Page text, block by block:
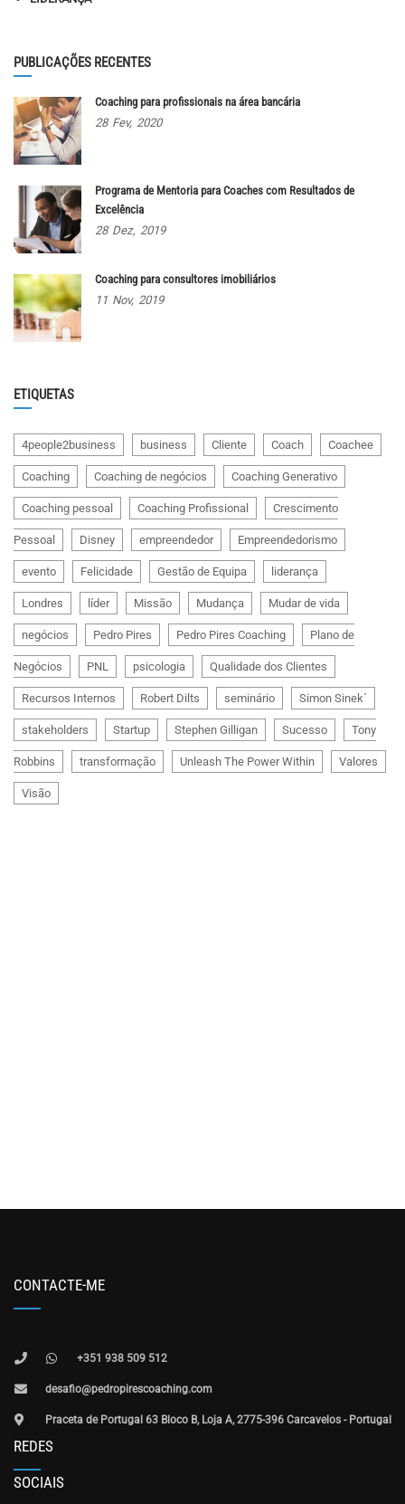
PUBLICAÇÕES RECENTES
Coaching para profissionais na área bancária
28 Fev, 2020
Programa de Mentoria para Coaches com Resultados de
Excelência
28 Dez, 2019
Coaching para consultores imobiliários
11 Nov, 2019
ETIQUETAS
4people2business business Cliente Coach Coachee
Coaching Coaching de negócios Coaching Generativo
Coaching pessoal Coaching Profissional Crescimento
Pessoal Disney empreendedor Empreendedorismo
evento Felicidade Gestão de Equipa liderança
Londres líder Missão Mudança Mudar de vida
negócios Pedro Pires Pedro Pires Coaching Plano de
Negócios PNL psicologia Qualidade dos Clientes
Recursos Internos Robert Dilts seminário Simon Sinek´
stakeholders Startup Stephen Gilligan Sucesso Tony
Robbins transformação Unleash The Power Within Valores
Visão
CONTACTE-ME
+351 938 509 512
desafio@pedropirescoaching.com
Praceta de Portugal 63 Bloco B, Loja A, 2775-396 Carcavelos - Portugal
REDES
SOCIAIS